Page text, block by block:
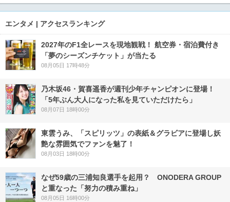
エンタメ | アクセスランキング
2027年のF1全レースを現地観戦！ 航空券・宿泊費付き
「夢のシーズンチケット」が当たる
08月05日 17時48分
乃木坂46・賀喜遥香が週刊少年チャンピオンに登場！
「5年ぶん大人になった私を見ていただけたら」
08月07日 18時00分
東雲うみ、「スピリッツ」の表紙＆グラビアに登場し妖
艶な雰囲気でファンを魅了！
08月03日 18時00分
なぜ59歳の三浦知良選手を起用？ ONODERA GROUP
と重なった「努力の積み重ね」
08月05日 16時00分